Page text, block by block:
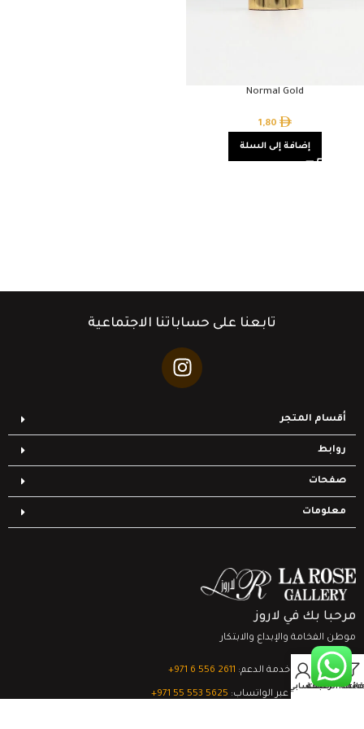
Normal Gold
1,80
إضافة إلى السلة
تابعنا على حساباتنا الاجتماعية
أقسام المتجر
روابط
صفحات
معلومات
مرحبا بك في لاروز
موطن الفخامة والإبداع والابتكار
تواصل مع خدمة الدعم: ‎+971 6 556 2611
الدعم الفني عبر الواتساب: ‎+971 55 553 5625
قائمة الرغبات
0
السلةحسابي